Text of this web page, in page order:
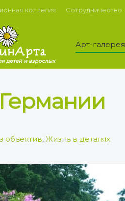
коллегия Сотрудничество
Арт-галерея
объектив, Жизнь в деталях